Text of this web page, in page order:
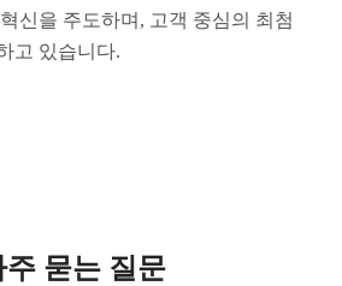
신을 주도하며, 고객 중심의 최첨
고 있습니다.
주 묻는 질문